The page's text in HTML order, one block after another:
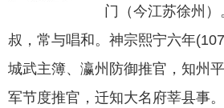
门（今江苏徐州
叔，常与唱和。神宗熙宁六年
城武主簿、瀛州防御推官，知州
军节度推官，迁知大名府莘县事